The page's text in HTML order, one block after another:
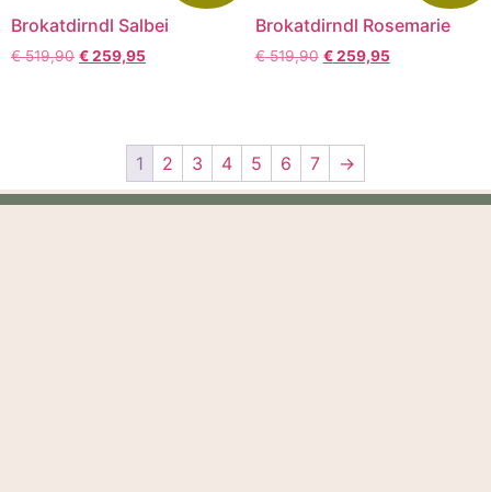
Brokatdirndl Salbei
€519,90 €259,95
Brokatdirndl Rosemarie
€519,90 €259,95
1 2 3 4 5 6 7 →